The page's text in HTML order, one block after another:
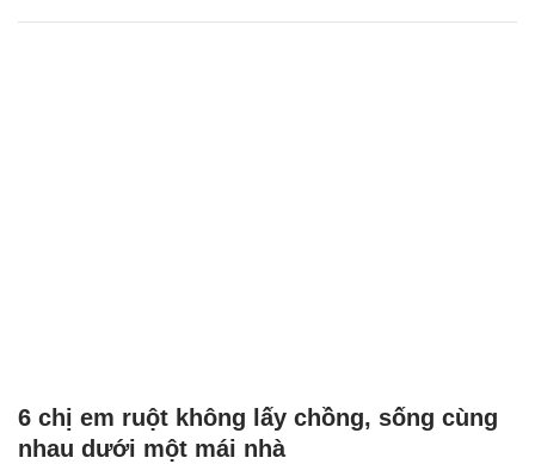
6 chị em ruột không lấy chồng, sống cùng
nhau dưới một mái nhà